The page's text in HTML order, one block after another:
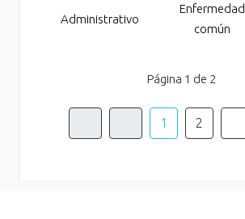
Administrativo
Enfermedad
común
Página 1 de 2
1 2